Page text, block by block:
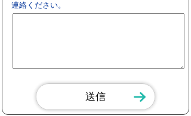
連絡ください。